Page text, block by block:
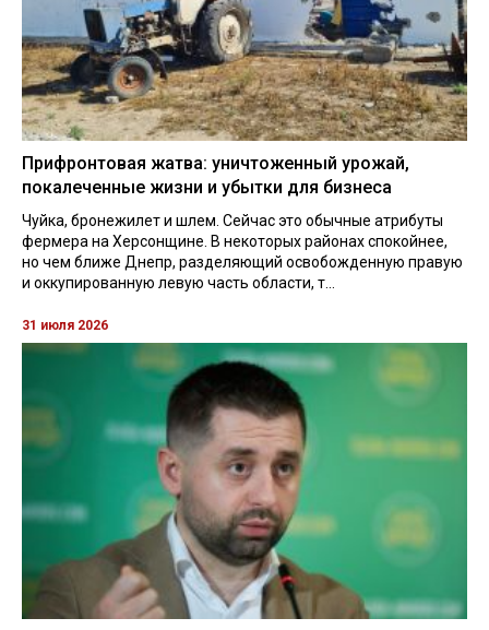
Прифронтовая жатва: уничтоженный урожай,
покалеченные жизни и убытки для бизнеса
Чуйка, бронежилет и шлем. Сейчас это обычные атрибуты
фермера на Херсонщине. В некоторых районах спокойнее,
но чем ближе Днепр, разделяющий освобожденную правую
и оккупированную левую часть области, т...
31 июля 2026